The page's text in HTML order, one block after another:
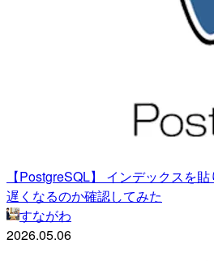
【PostgreSQL】 インデックスを
遅くなるのか確認してみた
すながわ
2026.05.06